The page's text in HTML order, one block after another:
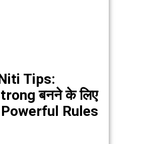
Tips:
बनने के लिए
Powerful Rules